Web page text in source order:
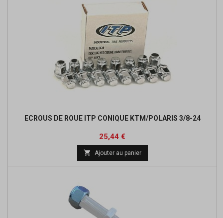
ECROUS DE ROUE ITP CONIQUE KTM/POLARIS 3/8-24
Prix
25,44 €
 Ajouter au panier